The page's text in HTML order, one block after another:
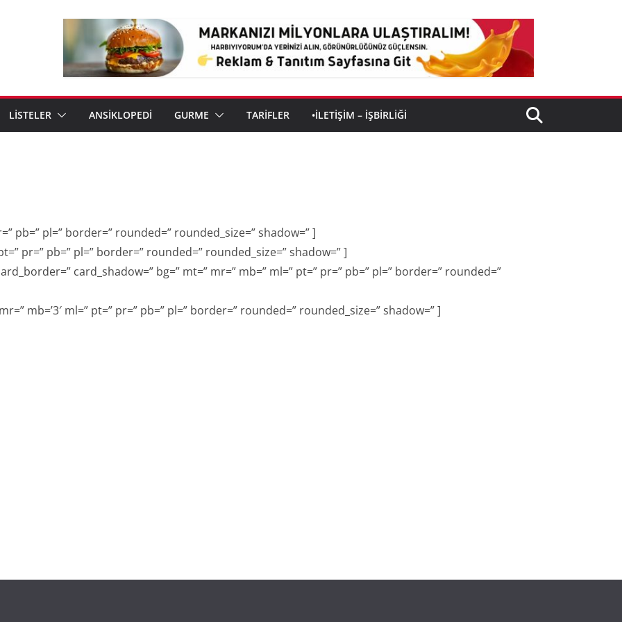
LİSTELER ANSİKLOPEDİ GURME TARİFLER •İLETIŞIM – İŞBIRLIĞI
pb=” pl=” border=” rounded=” rounded_size=” shadow=” ]
pr=” pb=” pl=” border=” rounded=” rounded_size=” shadow=” ]
card_shadow=” bg=” mt=” mr=” mb=” ml=” pt=” pr=” pb=” pl=” border=” rounded=”
mb=’3′ ml=” pt=” pr=” pb=” pl=” border=” rounded=” rounded_size=” shadow=” ]